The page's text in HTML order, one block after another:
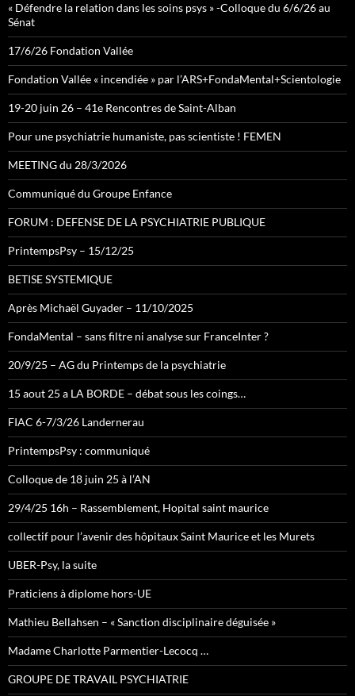
« Défendre la relation dans les soins psys » -Colloque du 6/6/26 au
Sénat
17/6/26 Fondation Vallée
Fondation Vallée « incendiée » par l’ARS+FondaMental+Scientologie
19-20 juin 26 – 41e Rencontres de Saint-Alban
Pour une psychiatrie humaniste, pas scientiste ! FEMEN
MEETING du 28/3/2026
Communiqué du Groupe Enfance
FORUM : DEFENSE DE LA PSYCHIATRIE PUBLIQUE
PrintempsPsy – 15/12/25
BETISE SYSTEMIQUE
Après Michaël Guyader – 11/10/2025
FondaMental – sans filtre ni analyse sur FranceInter ?
20/9/25 – AG du Printemps de la psychiatrie
15 aout 25 a LA BORDE – débat sous les coings…
FIAC 6-7/3/26 Landernerau
PrintempsPsy : communiqué
Colloque de 18 juin 25 à l’AN
29/4/25 16h – Rassemblement, Hopital saint maurice
collectif pour l’avenir des hôpitaux Saint Maurice et les Murets
UBER-Psy, la suite
Praticiens à diplome hors-UE
Mathieu Bellahsen – « Sanction disciplinaire déguisée »
Madame Charlotte Parmentier-Lecocq …
GROUPE DE TRAVAIL PSYCHIATRIE